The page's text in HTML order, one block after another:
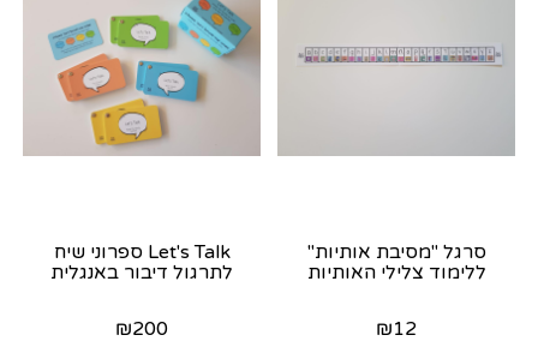
סרגל "מסיבת אותיות"
ללימוד צלילי האותיות
₪12
Let's Talk ספרוני שיח
לתרגול דיבור באנגלית
₪200